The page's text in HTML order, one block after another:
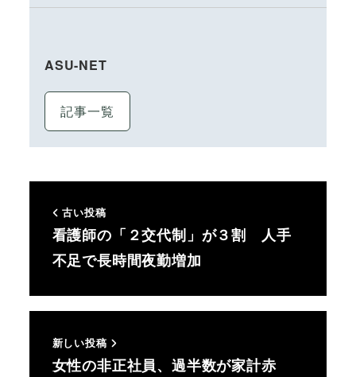
ASU-NET
記事一覧
古い投稿
看護師の「２交代制」が３割 人手
不足で長時間夜勤増加
新しい投稿
女性の非正社員、過半数が家計赤